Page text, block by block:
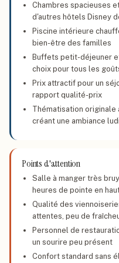
Chambres spacieuses
d'autres hôtels Disney
Piscine intérieure
bien-être des familles
Buffets petit-déjeuner
choix pour tous les
Prix attractif pour un
rapport qualité-prix
Thématisation originale
créant une ambiance
Points d'attention
Salle à manger très
heures de pointe en
Qualité des
attentes, peu de
Personnel de
un sourire peu présent
Confort standard sans